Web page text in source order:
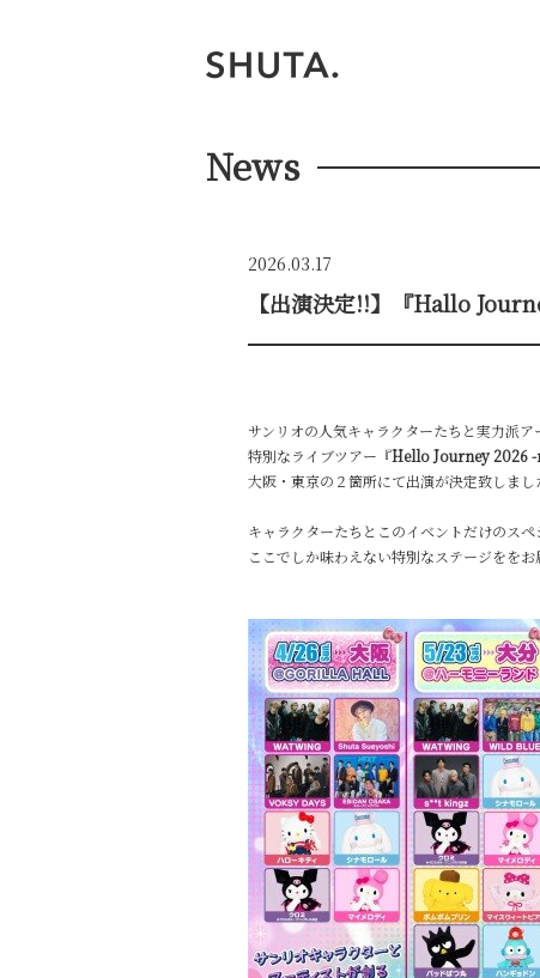
News
2026.03.17
【出演決定!!】『Hallo
サンリオの人気キャラクターたちと実力派ア
特別なライブツアー『Hello Journey 2026
大阪・東京の２箇所にて出演が決定致しまし
キャラクターたちとこのイベントだけのス
ここでしか味わえない特別なステージををお